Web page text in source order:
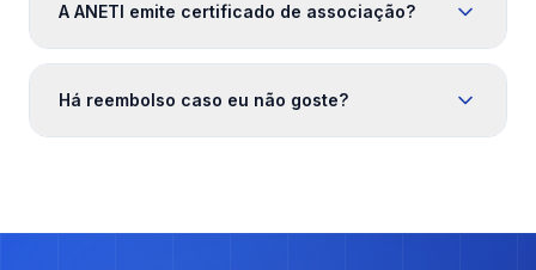
A ANETI emite certificado de associação?
Há reembolso caso eu não goste?